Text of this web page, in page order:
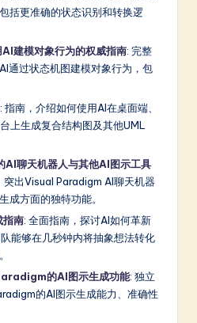
括更准确的状态识别和转换逻
建模对象行为的权威指南: 完整
通过状态机图建模对象行为，包
: 指南，介绍如何使用AI在桌面端、
上生成复合结构图及其他UML
聊天机器人与其他AI图示工具
突出Visual Paradigm AI聊天机器
成方面的独特功能。
指南: 全面指南，探讨AI如何革新
能够在几秒钟内将抽象想法转化
的AI图示生成功能: 独立
的AI图示生成能力、准确性